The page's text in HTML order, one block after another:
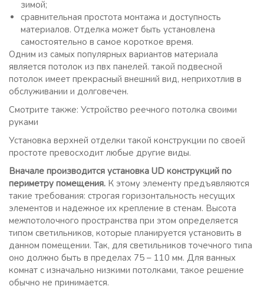
зимой;
сравнительная простота монтажа и доступность
материалов. Отделка может быть установлена
самостоятельно в самое короткое время.
Одним из самых популярных вариантов материала
является потолок из пвх панелей. такой подвесной
потолок имеет прекрасный внешний вид, неприхотлив в
обслуживании и долговечен.
Смотрите также: Устройство реечного потолка своими
руками
Установка верхней отделки такой конструкции по своей
простоте превосходит любые другие виды.
Вначале производится установка UD конструкций по
периметру помещения. К этому элементу предъявляются
такие требования: строгая горизонтальность несущих
элементов и надежное их крепление в стенам. Высота
межпотолочного пространства при этом определяется
типом светильников, которые планируется установить в
данном помещении. Так, для светильников точечного типа
оно должно быть в пределах 75 – 110 мм. Для ванных
комнат с изначально низкими потолками, такое решение
обычно не принимается.